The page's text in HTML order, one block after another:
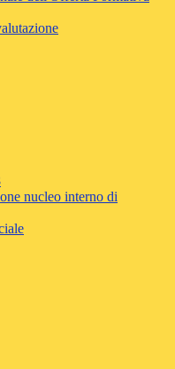
nucleo interno di